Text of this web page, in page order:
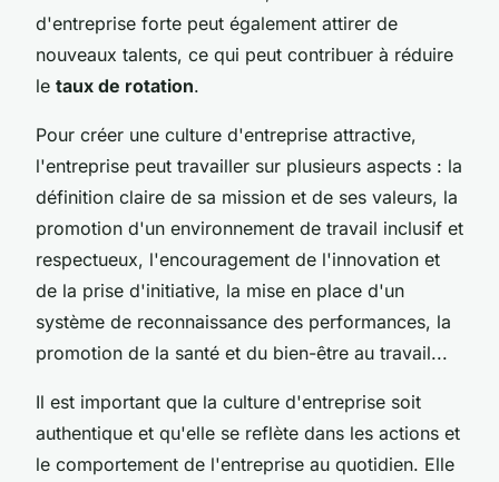
d'entreprise forte peut également attirer de
nouveaux talents, ce qui peut contribuer à réduire
le taux de rotation.
Pour créer une culture d'entreprise attractive,
l'entreprise peut travailler sur plusieurs aspects : la
définition claire de sa mission et de ses valeurs, la
promotion d'un environnement de travail inclusif et
respectueux, l'encouragement de l'innovation et
de la prise d'initiative, la mise en place d'un
système de reconnaissance des performances, la
promotion de la santé et du bien-être au travail...
Il est important que la culture d'entreprise soit
authentique et qu'elle se reflète dans les actions et
le comportement de l'entreprise au quotidien. Elle